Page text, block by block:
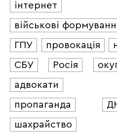
інтернет
військові
ГПУ
провокація
СБУ
Росія
адвокати
пропаганда
шахрайство